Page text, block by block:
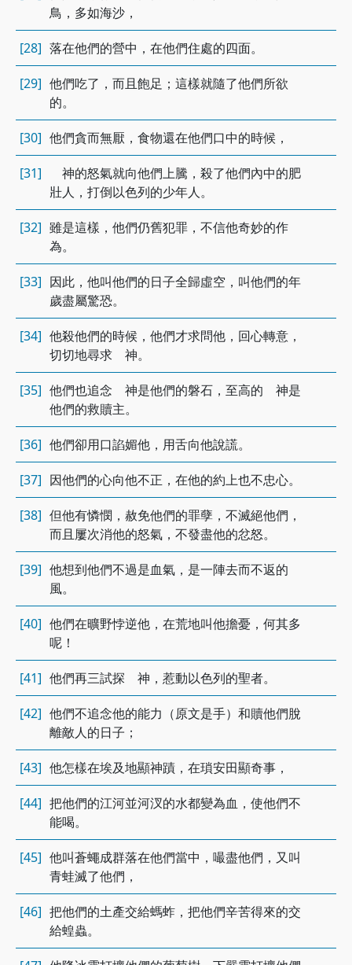
鳥，多如海沙，
[28] 落在他們的營中，在他們住處的四面。
[29] 他們吃了，而且飽足；這樣就隨了他們所欲
的。
[30] 他們貪而無厭，食物還在他們口中的時候，
[31]
神的怒氣就向他們上騰，殺了他們內中的肥
壯人，打倒以色列的少年人。
[32] 雖是這樣，他們仍舊犯罪，不信他奇妙的作
為。
[33] 因此，他叫他們的日子全歸虛空，叫他們的年
歲盡屬驚恐。
[34] 他殺他們的時候，他們才求問他，回心轉意，
切切地尋求 神。
[35] 他們也追念 神是他們的磐石，至高的 神是
他們的救贖主。
[36] 他們卻用口諂媚他，用舌向他說謊。
[37] 因他們的心向他不正，在他的約上也不忠心。
[38] 但他有憐憫，赦免他們的罪孽，不滅絕他們，
而且屢次消他的怒氣，不發盡他的忿怒。
[39] 他想到他們不過是血氣，是一陣去而不返的
風。
[40] 他們在曠野悖逆他，在荒地叫他擔憂，何其多
呢！
[41] 他們再三試探 神，惹動以色列的聖者。
[42] 他們不追念他的能力（原文是手）和贖他們脫
離敵人的日子；
[43] 他怎樣在埃及地顯神蹟，在瑣安田顯奇事，
[44] 把他們的江河並河汊的水都變為血，使他們不
能喝。
[45] 他叫蒼蠅成群落在他們當中，嘬盡他們，又叫
青蛙滅了他們，
[46] 把他們的土產交給螞蚱，把他們辛苦得來的交
給蝗蟲。